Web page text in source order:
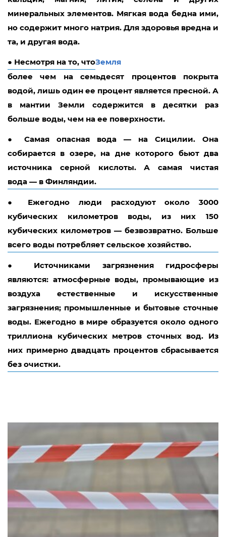
минеральных элементов. Мягкая вода бедна ими,
но содержит много натрия. Для здоровья вредна и
та, и другая вода.
● Несмотря на то, чтоЗемля
более чем на семьдесят процентов покрыта
водой, лишь один ее процент является пресной. А
в мантии Земли содержится в десятки раз
больше воды, чем на ее поверхности.
● Самая опасная вода — на Сицилии. Она
собирается в озере, на дне которого бьют два
источника серной кислоты. А самая чистая
вода — в Финляндии.
● Ежегодно люди расходуют около 3000
кубических километров воды, из них 150
кубических километров — безвозвратно. Больше
всего воды потребляет сельское хозяйство.
● Источниками загрязнения гидросферы
являются: атмосферные воды, промывающие из
воздуха естественные и искусственные
загрязнения; промышленные и бытовые сточные
воды. Ежегодно в мире образуется около одного
триллиона кубических метров сточных вод. Из
них примерно двадцать процентов сбрасывается
без очистки.